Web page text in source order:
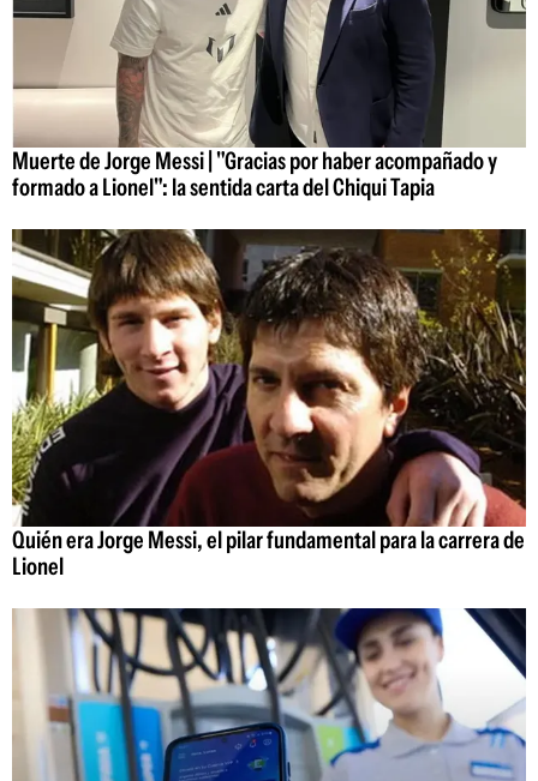
Muerte de Jorge Messi | "Gracias por haber acompañado y
formado a Lionel": la sentida carta del Chiqui Tapia
Quién era Jorge Messi, el pilar fundamental para la carrera de
Lionel